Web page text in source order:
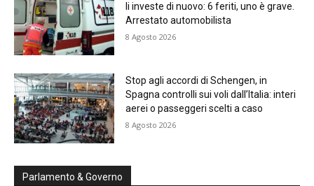
li investe di nuovo: 6 feriti, uno è grave.
Arrestato automobilista
8 Agosto 2026
Stop agli accordi di Schengen, in
Spagna controlli sui voli dall’Italia: interi
aerei o passeggeri scelti a caso
8 Agosto 2026
Parlamento & Governo